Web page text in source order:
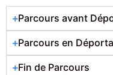
Parcours avant
Parcours en
Fin de Parcours